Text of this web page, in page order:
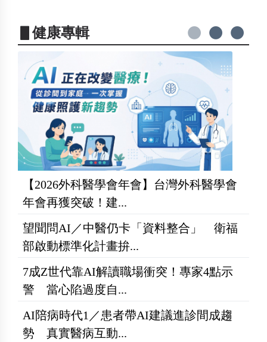
▋健康專輯
【2026外科醫學會年會】台灣外科醫學會
年會再獲突破！建...
望聞問AI／中醫仍卡「資料整合」 衛福
部啟動標準化計畫拚...
7成Z世代靠AI解讀職場衝突！專家4點示
警 當心陷過度自...
AI陪病時代1／患者帶AI建議進診間成趨
勢 真實醫病互動...